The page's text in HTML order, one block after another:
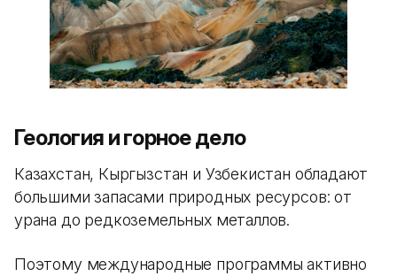
Геология и горное дело
Казахстан, Кыргызстан и Узбекистан обладают
большими запасами природных ресурсов: от
урана до редкоземельных металлов.
Поэтому международные программы активно